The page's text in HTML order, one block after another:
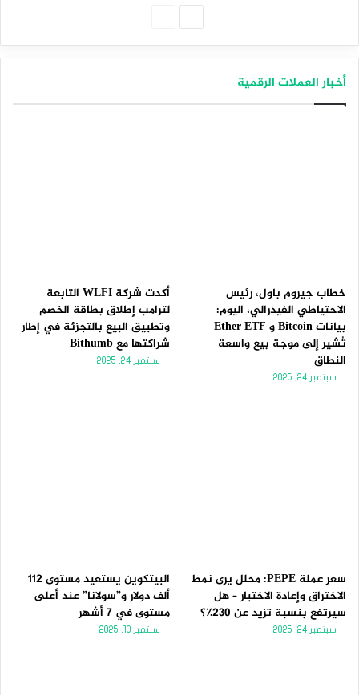
أخبار العملات الرقمية
خطاب جيروم باول، رئيس
الاحتياطي الفيدرالي، اليوم:
بيانات Bitcoin و Ether ETF
تُشير إلى موجة بيع واسعة
النطاق
سبتمبر 24, 2025
أكدت شركة WLFI التابعة
لترامب إطلاق بطاقة الخصم
وتطبيق البيع بالتجزئة في إطار
شراكتها مع Bithumb
سبتمبر 24, 2025
سعر عملة PEPE: محلل يرى نمط
الاختراق وإعادة الاختبار – هل
سيرتفع بنسبة تزيد عن 230٪؟
سبتمبر 24, 2025
البيتكوين يستعيد مستوى 112
ألف دولار و”سولانا” عند أعلى
مستوى في 7 أشهر
سبتمبر 10, 2025